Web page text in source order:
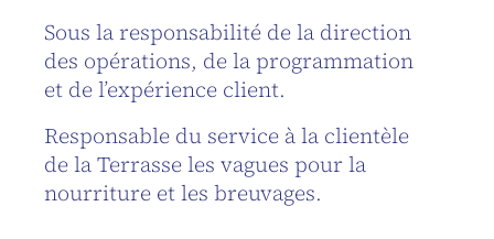
Sous la responsabilité de la direction
des opérations, de la programmation
et de l’expérience client.
Responsable du service à la clientèle
de la Terrasse les vagues pour la
nourriture et les breuvages.